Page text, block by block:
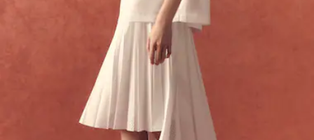
Ne pas repasser
Nettoyage à sec normal
Pas de nettoyage professionnel
Séchage pendu
fil n’est tissé sans la vigilance du Crocodile.
Découvrez-en plus ici